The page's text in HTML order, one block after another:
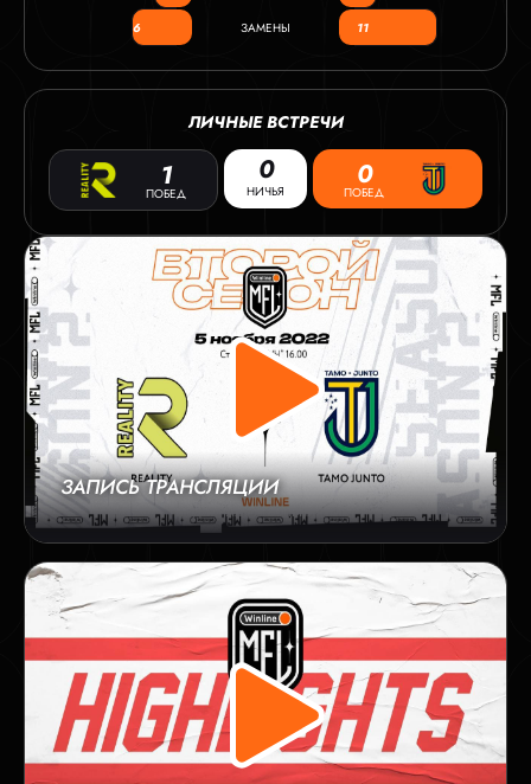
6 ЗАМЕНЫ 11
ЛИЧНЫЕ ВСТРЕЧИ
1
ПОБЕД
0
НИЧЬЯ 0
ПОБЕД
ЗАПИСЬ ТРАНСЛЯЦИИ